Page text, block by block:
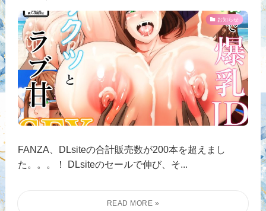
お知らせ
FANZA、DLsiteの合計販売数が200本を超えまし
た。。。！ DLsiteのセールで伸び、そ...